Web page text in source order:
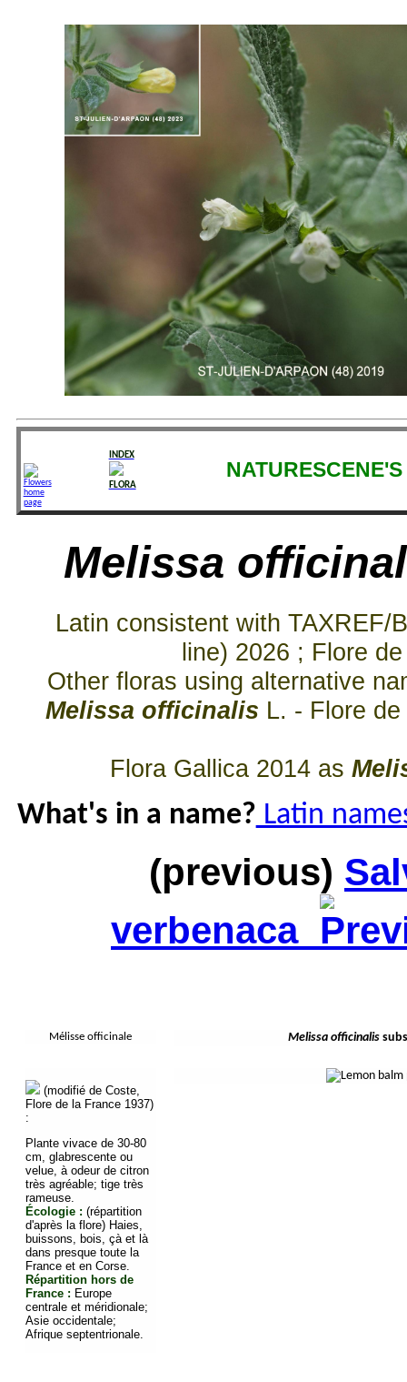
INDEX
FLORA
Melissa
Latin consistent with TAXREF/
line) 2026 ; Flore
Other floras using alternative
Melissa officinalis L. - Flore
Flora Gallica 2014 as
What's in a name? Latin
(previous)
verbenaca
Mélisse officinale Melissa officinalis
(modifié de Coste,
Flore de la France 1937)
:
Plante vivace de 30-80
cm, glabrescente ou
velue, à odeur de citron
très agréable; tige très
rameuse.
Écologie :(répartition
d'après la flore) Haies,
buissons, bois, çà et là
dans presque toute la
France et en Corse.
Répartition hors de
France : Europe
centrale et méridionale;
Asie occidentale;
Afrique septentrionale.